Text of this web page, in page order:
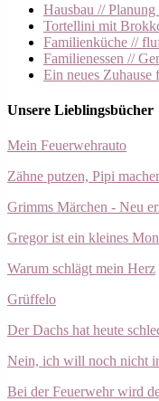
Hausbau //
Tortellini mit
Familienküche //
Familienessen //
Ein neues Zuhause
Unsere Lieblingsbücher
Mein Feuerwehrauto
Zähne putzen, Pipi
Grimms Märchen - Neu
Gregor ist ein kleines
Warum schlägt mein Herz
Grüffelo
Der Dachs hat heute
Nein, ich will noch nicht
Bei der Feuerwehr wird